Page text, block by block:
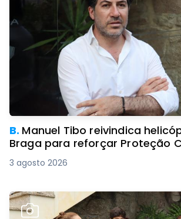
B. Manuel Tibo reivindica
Braga para reforçar Proteção
3 agosto 2026